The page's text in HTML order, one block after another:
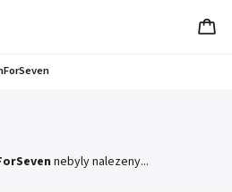
nebyly nalezeny...